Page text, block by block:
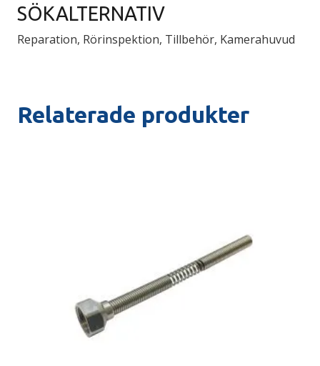
SÖKALTERNATIV
Reparation, Rörinspektion, Tillbehör, Kamerahuvud
Relaterade produkter